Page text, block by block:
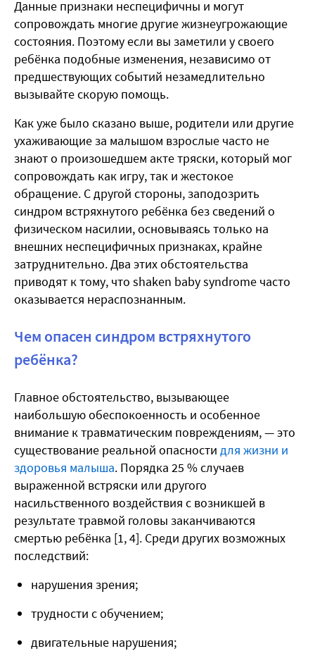
Данные признаки неспецифичны и могут
сопровождать многие другие жизнеугрожающие
состояния. Поэтому если вы заметили у своего
ребёнка подобные изменения, независимо от
предшествующих событий незамедлительно
вызывайте скорую помощь.
Как уже было сказано выше, родители или другие
ухаживающие за малышом взрослые часто не
знают о произошедшем акте тряски, который мог
сопровождать как игру, так и жестокое
обращение. С другой стороны, заподозрить
синдром встряхнутого ребёнка без сведений о
физическом насилии, основываясь только на
внешних неспецифичных признаках, крайне
затруднительно. Два этих обстоятельства
приводят к тому, что shaken baby syndrome часто
оказывается нераспознанным.
Чем опасен синдром встряхнутого
ребёнка?
Главное обстоятельство, вызывающее
наибольшую обеспокоенность и особенное
внимание к травматическим повреждениям, — это
существование реальной опасности для жизни и
здоровья малыша. Порядка 25 % случаев
выраженной встряски или другого
насильственного воздействия с возникшей в
результате травмой головы заканчиваются
смертью ребёнка [1, 4]. Среди других возможных
последствий:
нарушения зрения;
трудности с обучением;
двигательные нарушения;